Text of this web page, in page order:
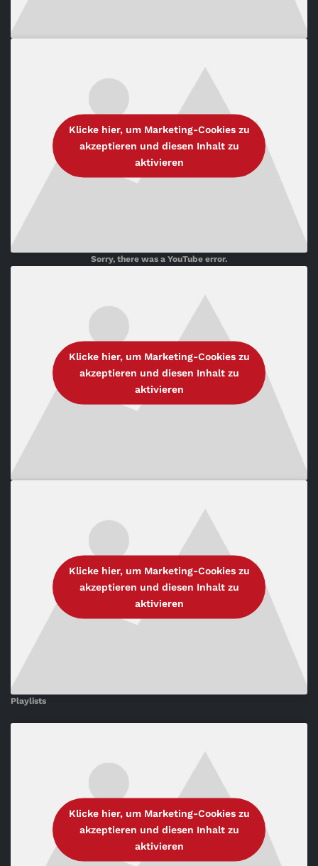
Klicke hier, um Marketing-Cookies zu
akzeptieren und diesen Inhalt zu
aktivieren
Sorry, there was a YouTube error.
Klicke hier, um Marketing-Cookies zu
akzeptieren und diesen Inhalt zu
aktivieren
Klicke hier, um Marketing-Cookies zu
akzeptieren und diesen Inhalt zu
aktivieren
Playlists
Klicke hier, um Marketing-Cookies zu
akzeptieren und diesen Inhalt zu
aktivieren